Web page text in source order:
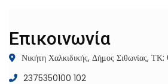
Επικοινωνία
Νικήτη Χαλκιδικής, Δήμος Σιθωνίας,
2375350100 102